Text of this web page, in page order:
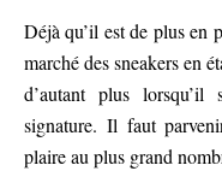
Déjà qu’il est de plus en
marché des sneakers en
d’autant plus
signature. Il faut
plaire au plus grand